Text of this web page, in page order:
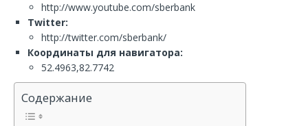
http://www.youtube.com/sberbank
Twitter:
http://twitter.com/sberbank/
Координаты для навигатора:
52.4963,82.7742
Содержание